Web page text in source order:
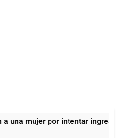
a una mujer por intentar